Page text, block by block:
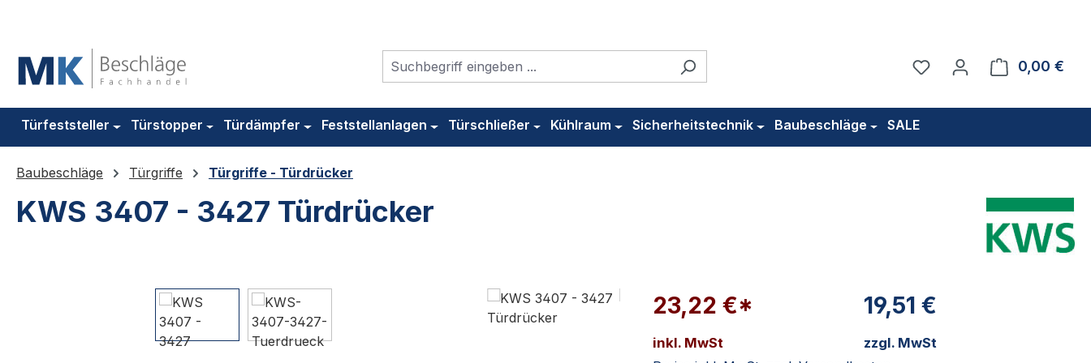
Du hast 0 Produkte auf
0,00 €
Türfeststeller Türstopper Türdämpfer Feststellanlagen Türschließer Kühlraum Sicherheitstechnik Baubeschläge SALE
Baubeschläge Türgriffe Türgriffe - Türdrücker
KWS 3407 - 3427 Türdrücker
23,22 €*
inkl. MwSt
19,51 €
zzgl. MwSt